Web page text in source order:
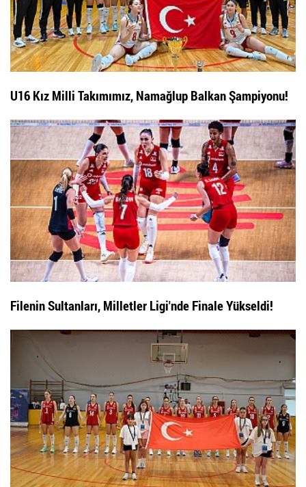
U16 Kız Milli Takımımız, Namağlup Balkan Şampiyonu!
Filenin Sultanları, Milletler Ligi'nde Finale Yükseldi!